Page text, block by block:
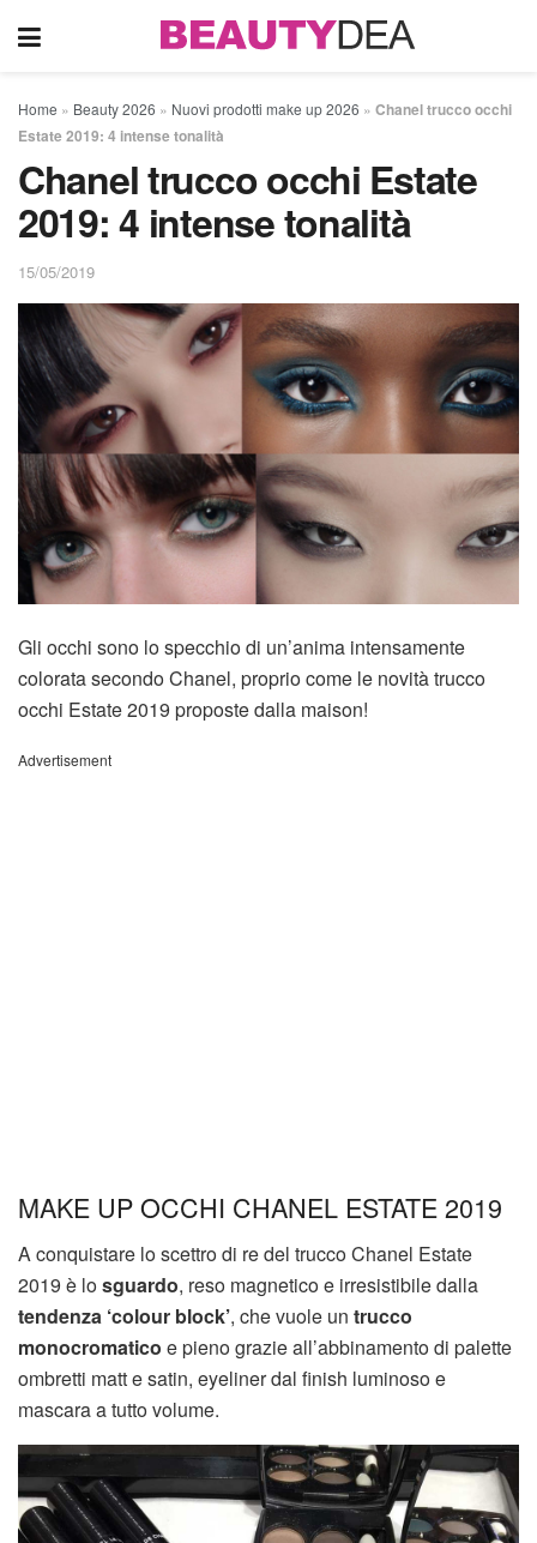
Home » Beauty 2026 » Nuovi prodotti make up 2026 » Chanel trucco occhi
Estate 2019: 4 intense tonalità
Chanel trucco occhi Estate
2019: 4 intense tonalità
15/05/2019
Gli occhi sono lo specchio di un’anima intensamente
colorata secondo Chanel, proprio come le novità trucco
occhi Estate 2019 proposte dalla maison!
Advertisement
MAKE UP OCCHI CHANEL ESTATE 2019
A conquistare lo scettro di re del trucco Chanel Estate
2019 è losguardo, reso magnetico e irresistibile dalla
tendenza ‘colour block’, che vuole un trucco
monocromatico e pieno grazie all’abbinamento di palette
ombretti matt e satin, eyeliner dal finish luminoso e
mascara a tutto volume.